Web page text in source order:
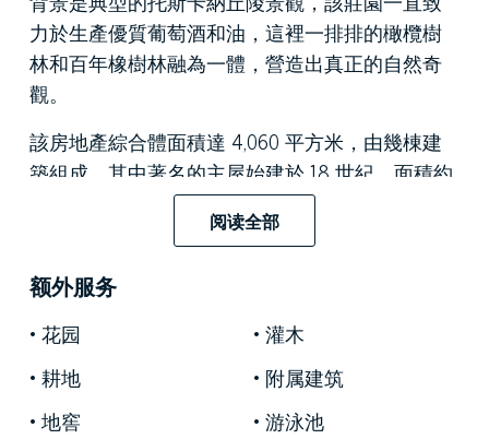
力於生產優質葡萄酒和油，這裡一排排的橄欖樹
林和百年橡樹林融為一體，營造出真正的自然奇
觀。
該房地產綜合體面積達 4,060 平方米，由幾棟建
築組成，其中著名的主屋始建於 18 世紀，面積約
1,300 平方米，在四個樓層提供六間臥室和六間浴
室。旁邊是一座高貴的小教堂，建於 1710 年，中
方米，有兩間臥室和一間浴室，擁有便利的雙通
道，從二級道路和別墅後面的庭院，車庫也位於
此處，開髮長度為 21 平方米。一座約 2,700 平方
米的舊農舍，有五間臥室和六間浴室，與它的三
層樓相連。
阅读全部
额外服务
花园
灌木
耕地
附属建筑
地窖
游泳池